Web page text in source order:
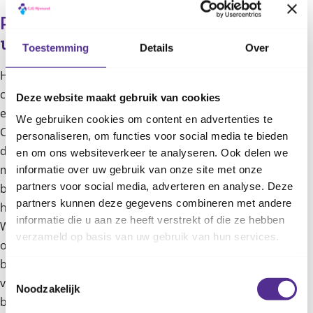
Toestemming Details Over
Deze website maakt gebruik van cookies
We gebruiken cookies om content en advertenties te
personaliseren, om functies voor social media te bieden
en om ons websiteverkeer te analyseren. Ook delen we
informatie over uw gebruik van onze site met onze
partners voor social media, adverteren en analyse. Deze
partners kunnen deze gegevens combineren met andere
informatie die u aan ze heeft verstrekt of die ze hebben
verzameld op basis van uw gebruik van hun services.
Noodzakelijk
Panelgesprek: wat nemen we mee
uit de workshop?
Het panelgesprek vormde een krachtig slot van de
conferentie. Wethouder Abigail Norville,
ervaringsdeskundige Stella de Swart en CJG-bestuurder
Cynthia Piqué gingen in gesprek over de inzichten van de
dag. De centrale boodschap was: menselijke aandacht
maakt het verschil. Cynthia Piqué benadrukt: ‘Het is
belangrijk om aandacht te blijven vestigen op preventie en
hiermee in een vroeg stadium van een kind te beginnen.’
Wethouder Abigail Norville deelt wat krachtig
opgroeien voor haar betekent: ‘Dat begint bij een veilige
basis. Eén persoon die zegt: “Ik ga jou helpen’’, kan al het
verschil maken in het leven van een kind.’ Voor Cynthia
betekent krachtig opgroeien: ‘Dat kinderen, omringd door